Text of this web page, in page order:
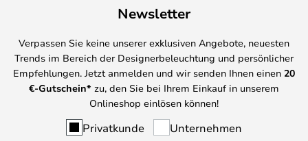
Newsletter
Verpassen Sie keine unserer exklusiven Angebote, neuesten
Trends im Bereich der Designerbeleuchtung und persönlicher
Empfehlungen. Jetzt anmelden und wir senden Ihnen einen 20
€-Gutschein* zu, den Sie bei Ihrem Einkauf in unserem
Onlineshop einlösen können!
Privatkunde Unternehmen